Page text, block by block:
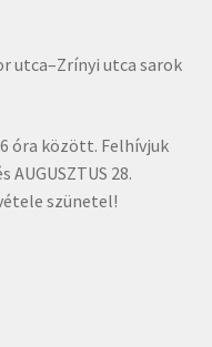
utca–Zrínyi utca sarok
óra között. Felhívjuk
AUGUSZTUS 28.
szünetel!